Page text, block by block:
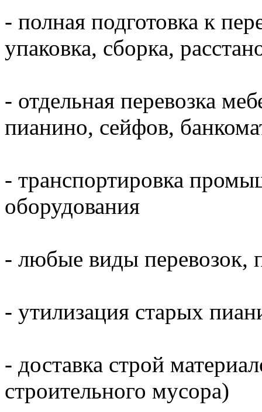
- полная подготовка к
упаковка, сборка,
- отдельная перевозка
пианино, сейфов,
- транспортировка
оборудования
- любые виды перевозок,
- утилизация старых
- доставка строй
строительного мусора)